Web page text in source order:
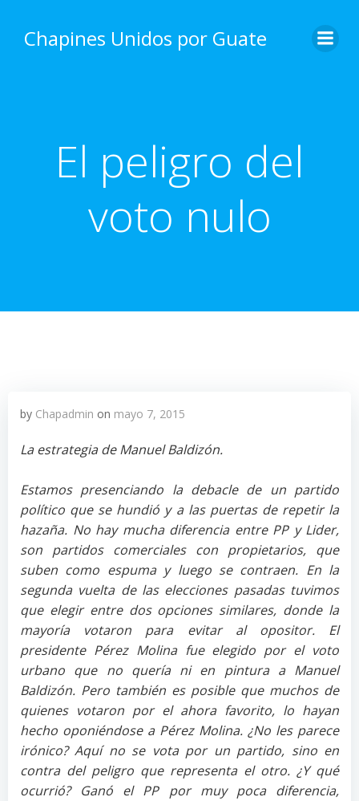
content
Chapines Unidos por Guate
El peligro del
voto nulo
by Chapadmin on mayo 7, 2015
La estrategia de Manuel Baldizón.
Estamos presenciando la debacle de un partido
político que se hundió y a las puertas de repetir la
hazaña. No hay mucha diferencia entre PP y Lider,
son partidos comerciales con propietarios, que
suben como espuma y luego se contraen. En la
segunda vuelta de las elecciones pasadas tuvimos
que elegir entre dos opciones similares, donde la
mayoría votaron para evitar al opositor. El
presidente Pérez Molina fue elegido por el voto
urbano que no quería ni en pintura a Manuel
Baldizón. Pero también es posible que muchos de
quienes votaron por el ahora favorito, lo hayan
hecho oponiéndose a Pérez Molina. ¿No les parece
irónico? Aquí no se vota por un partido, sino en
contra del peligro que representa el otro. ¿Y qué
ocurrió? Ganó el PP por muy poca diferencia,